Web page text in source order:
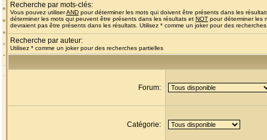
Recherche par mots-clés:
Vous pouvez utiliserAND pour déterminer les mots qui doivent être présents dans les
déterminer les mots qui peuvent être présents dans les résultats et NOT pour déterminer les
devraient pas être présents dans les résultats. Utilisez * comme un joker pour des
Recherche par auteur:
Utilisez * comme un joker pour des recherches partielles
Forum:
Catégorie: